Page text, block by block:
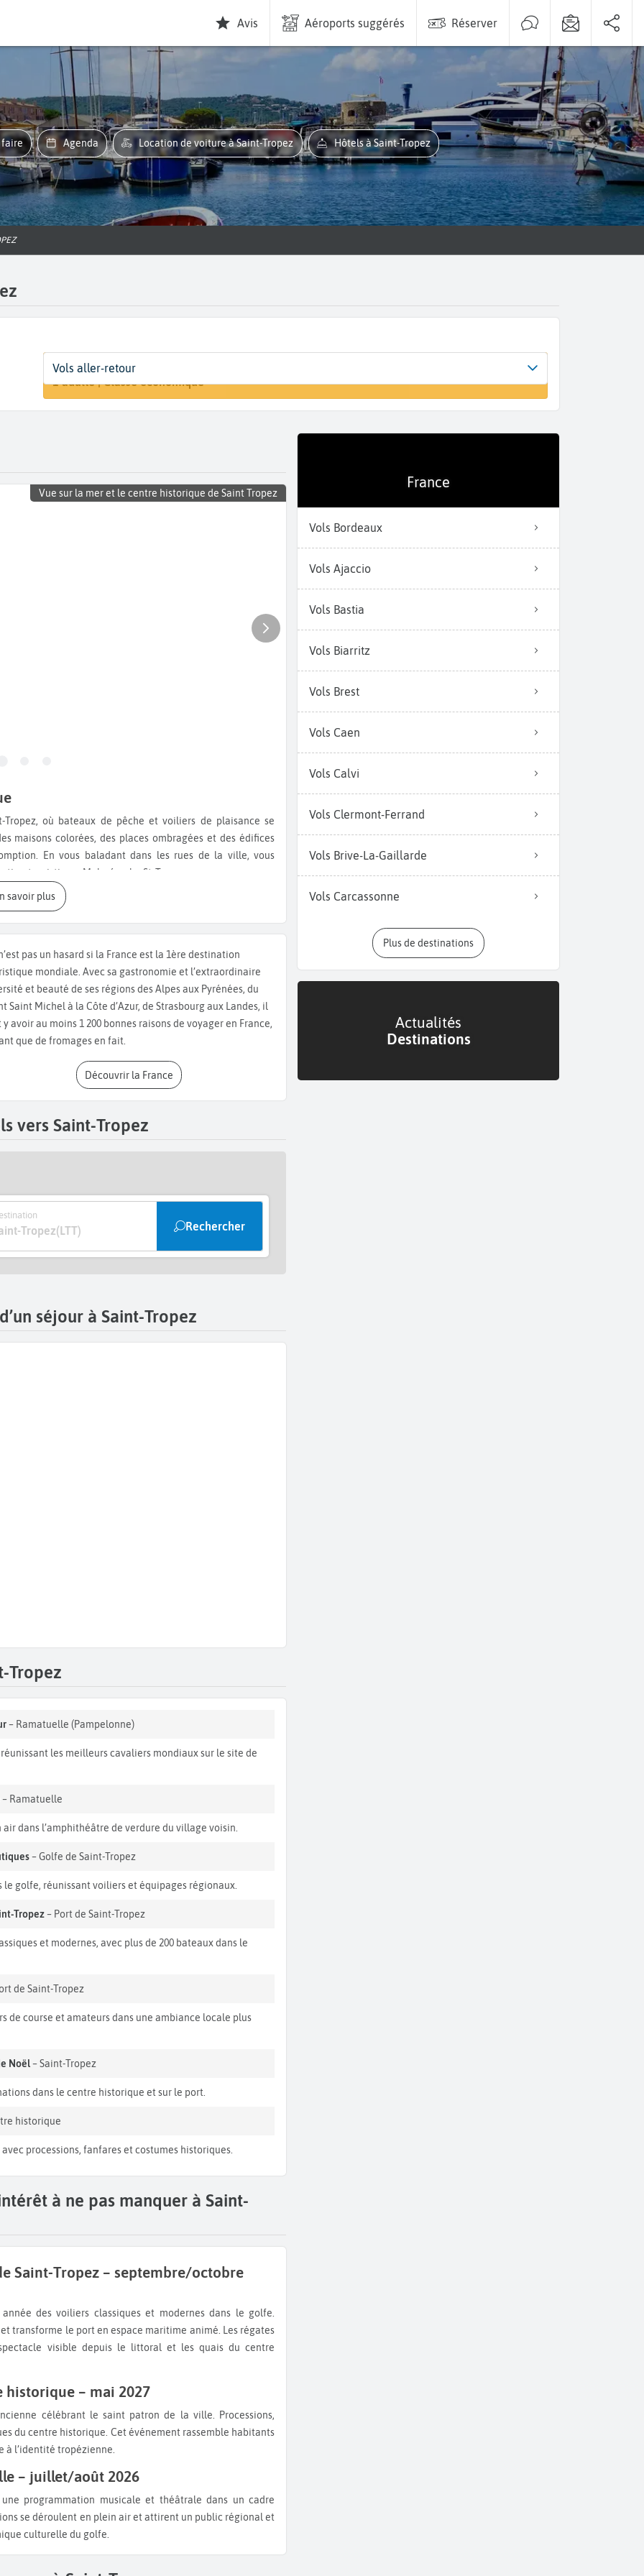
Avis Aéroports suggérés Réserver
faire Agenda Location de voiture à Saint-Tropez Hôtels à Saint-Tropez
Départ
De... Saint Tropez (LTT)
Dates
Dates de votre voyage
Voyageurs | Classe
1 adulte | Classe économique
Vols aller-retour
Vue sur la mer et le centre historique de Saint Tropez
maisons colorées, des places ombragées et des édifices
En vous baladant dans les rues de la ville, vous
touristique. Malgré cela, St Tropez a su conserver son
le passé maritime de la ville, avant son développement
pavés témoignent d’un mode de vie traditionnel tourné vers
une immersion dans l’histoire locale à quelques pas du
par des zones de sable, des sentiers et des hôtels et
de vue sur le golfe de Saint-Tropez permettent d’observer
une autre facette de la ville, plus discrète et tournée vers
de la région. Ils permettent d’élargir un séjour à Saint-
En savoir plus
pas un hasard si la France est la 1ère destination
mondiale. Avec sa gastronomie et l’extraordinaire
et beauté de ses régions des Alpes aux Pyrénées, du
Saint Michel à la Côte d’Azur, de Strasbourg aux Landes, il
y avoir au moins 1 200 bonnes raisons de voyager en France,
que de fromages en fait.
Découvrir la France
vers Saint-Tropez
Tropez(LTT) Rechercher
séjour à Saint-Tropez
Tropez
– Ramatuelle (Pampelonne)
les meilleurs cavaliers mondiaux sur le site de
– Ramatuelle
dans l’amphithéâtre de verdure du village voisin.
– Golfe de Saint-Tropez
golfe, réunissant voiliers et équipages régionaux.
Tropez– Port de Saint-Tropez
et modernes, avec plus de 200 bateaux dans le
de Saint-Tropez
de course et amateurs dans une ambiance locale plus
Noël– Saint-Tropez
dans le centre historique et sur le port.
historique
processions, fanfares et costumes historiques.
à ne pas manquer à Saint-
transforme le port en espace maritime animé. Les régates
visible depuis le littoral et les quais du centre
historique – mai 2027
du centre historique. Cet événement rassemble habitants
l’identité tropézienne.
– juillet/août 2026
se déroulent en plein air et attirent un public régional et
culturelle du golfe.
France
Vols Bordeaux
Vols Ajaccio
Vols Bastia
Vols Biarritz
Vols Brest
Vols Caen
Vols Calvi
Vols Clermont-Ferrand
Vols Brive-La-Gaillarde
Vols Carcassonne
Plus de destinations
Actualités
Destinations